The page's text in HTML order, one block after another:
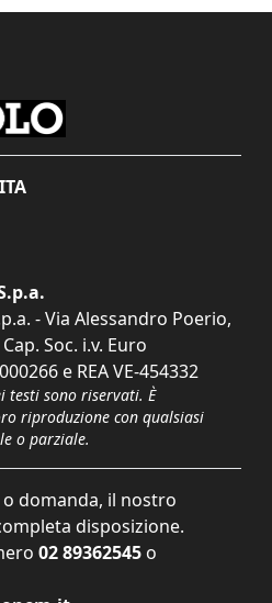
- Via Alessandro Poerio,
Soc. i.v. Euro
e REA VE-454332
sono riservati. È
riproduzione con qualsiasi
o parziale.
domanda, il nostro
disposizione.
02 89362545 o